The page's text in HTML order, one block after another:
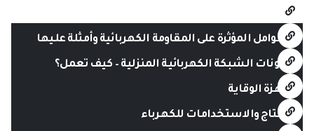
العوامل المؤثرة على المقاومة الكهربائية وأمثلة عليها
مكونات الشبكة الكهربائية المنزلية – كيف تعمل؟
أجهزة الوقاية
الإنتاج والاستخدامات للكهرباء